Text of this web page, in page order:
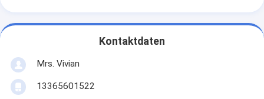
Kontaktdaten
Mrs. Vivian
13365601522